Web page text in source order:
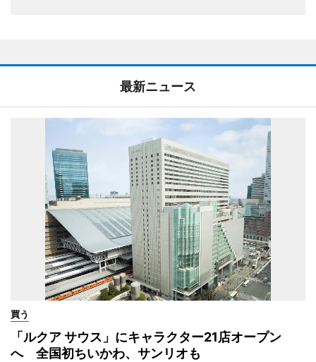
最新ニュース
買う
「ルクア サウス」にキャラクター21店オープン
へ 全国初ちいかわ、サンリオも